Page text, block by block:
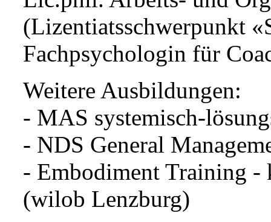
(Lizentiatsschwerpunkt
Fachpsychologin für
Weitere Ausbildungen:
- MAS systemisch-
- NDS General
- Embodiment Training -
(wilob Lenzburg)